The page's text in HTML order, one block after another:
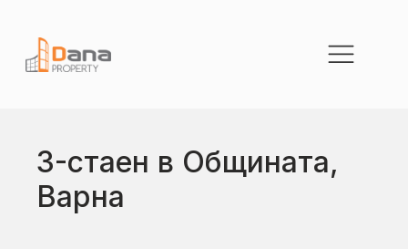
3-стаен в Общината,
Варна